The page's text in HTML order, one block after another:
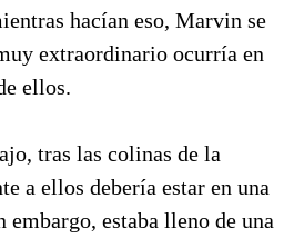
hacían eso, Marvin se
extraordinario ocu­rría en
ellos.
tras las colinas de la
a ellos debería estar en una
embargo, estaba lleno de una